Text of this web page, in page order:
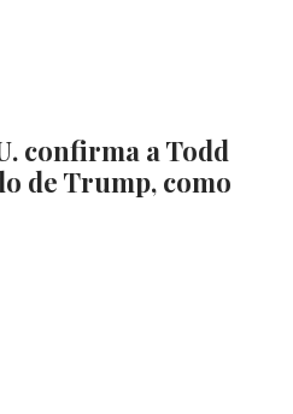
confirma a Todd
de Trump, como